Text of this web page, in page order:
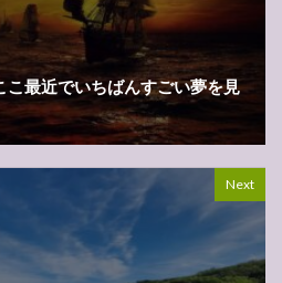
こ最近でいちばんすごい夢を見
Next